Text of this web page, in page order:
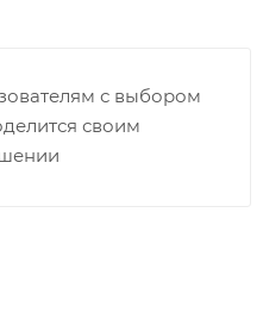
с выбором
своим